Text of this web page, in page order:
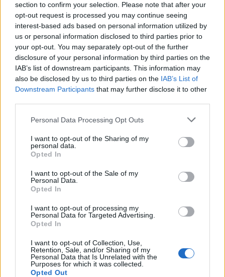
section to confirm your selection. Please note that after your
opt-out request is processed you may continue seeing
interest-based ads based on personal information utilized by
us or personal information disclosed to third parties prior to
your opt-out. You may separately opt-out of the further
disclosure of your personal information by third parties on the
IAB’s list of downstream participants. This information may
also be disclosed by us to third parties on the IAB’s List of
Downstream Participants that may further disclose it to other
Personal Data Processing Opt Outs
I want to opt-out of the Sharing of my
personal data.
Opted In
I want to opt-out of the Sale of my
Personal Data.
Opted In
I want to opt-out of processing my
Personal Data for Targeted Advertising.
Opted In
I want to opt-out of Collection, Use,
Retention, Sale, and/or Sharing of my
Personal Data that Is Unrelated with the
Purposes for which it was collected.
Opted Out
ΠΕΡΙΣΣΌΤΕΡΑ ΣΕ ΑΥΤΉ ΤΗΝ ΚΑΤΗΓΟΡΊΑ
περιμένει οι συνομιλίες
στη Φλόριντα των ΗΠΑ να
θέσουν τέλος στις
ισραηλινές "παραβιάσεις"
19/12/2025 - 14:26
Αυστραλία: Επιταγή άνω
του ενός εκατ. ευρώ
δόθηκε στον
αποκαλούμενο "ήρωα του